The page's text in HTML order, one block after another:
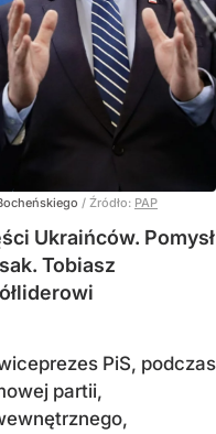
/ Źródło: PAP
Ukraińców. Pomysł
Tobiasz
PiS, podczas
partii,